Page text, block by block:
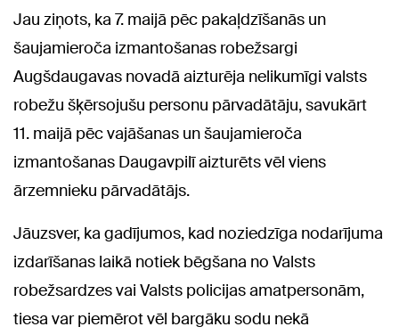
Jau ziņots, ka 7. maijā pēc pakaļdzīšanās un
šaujamieroča izmantošanas robežsargi
Augšdaugavas novadā aizturēja nelikumīgi valsts
robežu šķērsojušu personu pārvadātāju, savukārt
11. maijā pēc vajāšanas un šaujamieroča
izmantošanas Daugavpilī aizturēts vēl viens
ārzemnieku pārvadātājs.
Jāuzsver, ka gadījumos, kad noziedzīga nodarījuma
izdarīšanas laikā notiek bēgšana no Valsts
robežsardzes vai Valsts policijas amatpersonām,
tiesa var piemērot vēl bargāku sodu nekā